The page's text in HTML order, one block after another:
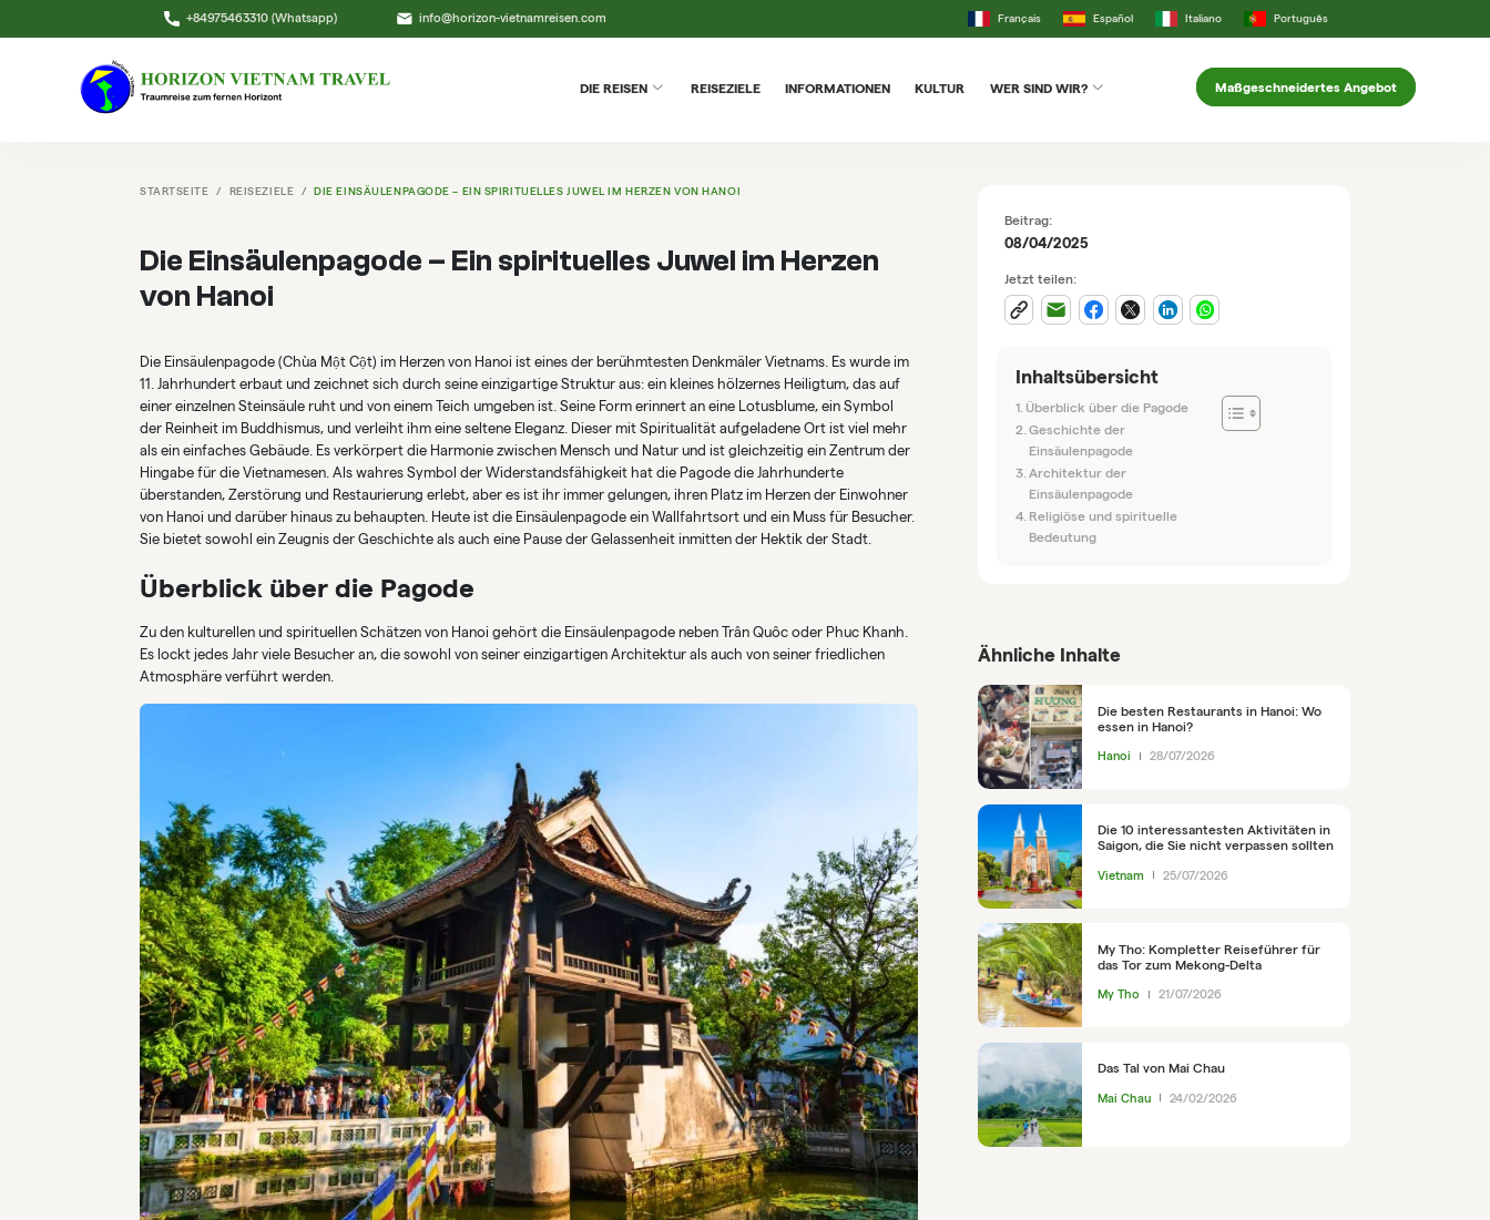
+84975463310 (Whatsapp) info@horizon-vietnamreisen.com Français Español Italiano Português
DIE REISEN REISEZIELE INFORMATIONEN KULTUR WER SIND WIR? Maßgeschneidertes Angebot
STARTSEITE REISEZIELE DIE EINSÄULENPAGODE – EIN SPIRITUELLES JUWEL IM HERZEN VON HANOI
Die Einsäulenpagode – Ein spirituelles Juwel im Herzen
von Hanoi
Die Einsäulenpagode (Chùa Một Cột) im Herzen von Hanoi ist eines der berühmtesten Denkmäler Vietnams. Es wurde im
11. Jahrhundert erbaut und zeichnet sich durch seine einzigartige Struktur aus: ein kleines hölzernes Heiligtum, das auf
einer einzelnen Steinsäule ruht und von einem Teich umgeben ist. Seine Form erinnert an eine Lotusblume, ein Symbol
der Reinheit im Buddhismus, und verleiht ihm eine seltene Eleganz. Dieser mit Spiritualität aufgeladene Ort ist viel mehr
als ein einfaches Gebäude. Es verkörpert die Harmonie zwischen Mensch und Natur und ist gleichzeitig ein Zentrum der
Hingabe für die Vietnamesen. Als wahres Symbol der Widerstandsfähigkeit hat die Pagode die Jahrhunderte
überstanden, Zerstörung und Restaurierung erlebt, aber es ist ihr immer gelungen, ihren Platz im Herzen der Einwohner
von Hanoi und darüber hinaus zu behaupten. Heute ist die Einsäulenpagode ein Wallfahrtsort und ein Muss für Besucher.
Sie bietet sowohl ein Zeugnis der Geschichte als auch eine Pause der Gelassenheit inmitten der Hektik der Stadt.
Überblick über die Pagode
Zu den kulturellen und spirituellen Schätzen von Hanoi gehört die Einsäulenpagode neben Trân Quôc oder Phuc Khanh.
Es lockt jedes Jahr viele Besucher an, die sowohl von seiner einzigartigen Architektur als auch von seiner friedlichen
Atmosphäre verführt werden.
Beitrag:
08/04/2025
Jetzt teilen:
Inhaltsübersicht
Überblick über die Pagode
Geschichte der
Einsäulenpagode
Architektur der
Einsäulenpagode
Religiöse und spirituelle
Bedeutung
Ähnliche Inhalte
Die besten Restaurants in Hanoi: Wo
essen in Hanoi?
Hanoi 28/07/2026
Die 10 interessantesten Aktivitäten in
Saigon, die Sie nicht verpassen sollten
Vietnam 25/07/2026
My Tho: Kompletter Reiseführer für
das Tor zum Mekong-Delta
My Tho 21/07/2026
Das Tal von Mai Chau
Mai Chau 24/02/2026